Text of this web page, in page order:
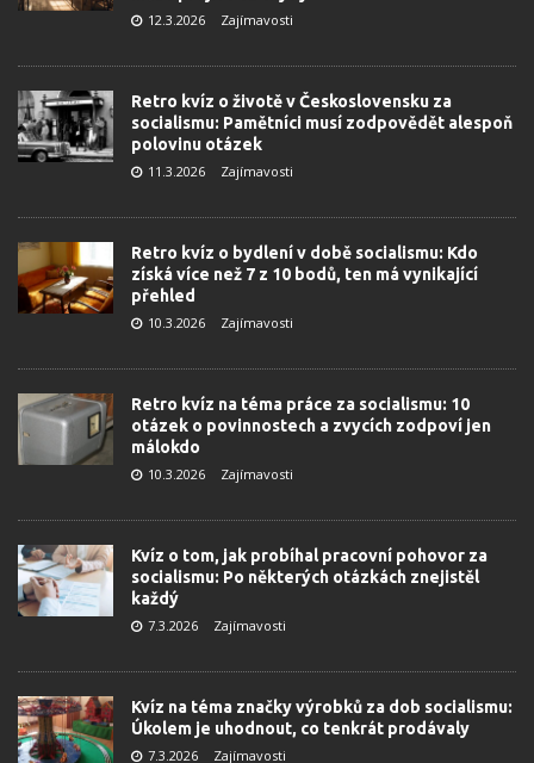
12.3.2026 Zajímavosti
Retro kvíz o životě v Československu za
socialismu: Pamětníci musí zodpovědět alespoň
polovinu otázek
11.3.2026 Zajímavosti
Retro kvíz o bydlení v době socialismu: Kdo
získá více než 7 z 10 bodů, ten má vynikající
přehled
10.3.2026 Zajímavosti
Retro kvíz na téma práce za socialismu: 10
otázek o povinnostech a zvycích zodpoví jen
málokdo
10.3.2026 Zajímavosti
Kvíz o tom, jak probíhal pracovní pohovor za
socialismu: Po některých otázkách znejistěl
každý
7.3.2026 Zajímavosti
Kvíz na téma značky výrobků za dob socialismu:
Úkolem je uhodnout, co tenkrát prodávaly
7.3.2026 Zajímavosti